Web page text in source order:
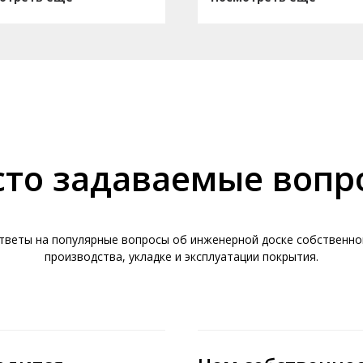
задаваемые
на популярные вопросы об инженерной доске
производства, укладке и эксплуатации покрытия.